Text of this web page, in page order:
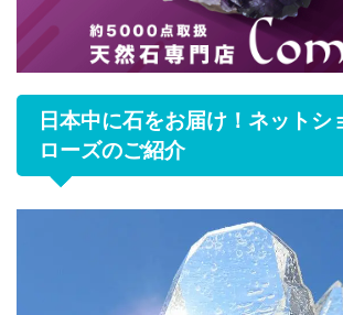
日本中に石をお届け！ネットシ
ローズのご紹介